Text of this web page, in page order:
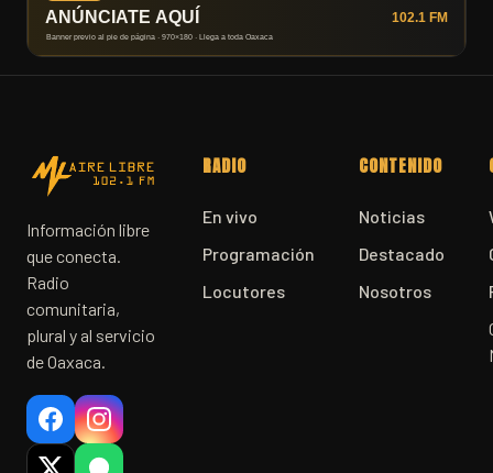
Información libre
que conecta.
Radio
comunitaria,
plural y al servicio
de Oaxaca.
RADIO
En vivo
Programación
Locutores
CONTENIDO
Noticias
Destacado
Nosotros